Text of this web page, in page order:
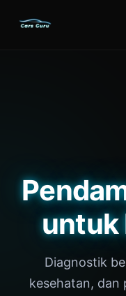
untuk
Diagnostik
kesehatan, dan